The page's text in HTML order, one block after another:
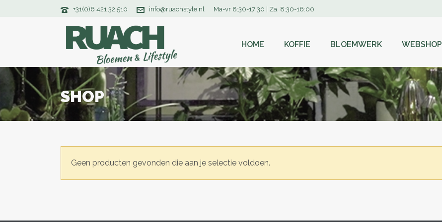
+31(0)6 421 32 510 info@ruachstyle.nl Ma-vr 8:30-17:30 | Za. 8:30-16:00
HOME KOFFIE BLOEMWERK WEBSHOP
SHOP
Geen producten gevonden die aan je selectie voldoen.